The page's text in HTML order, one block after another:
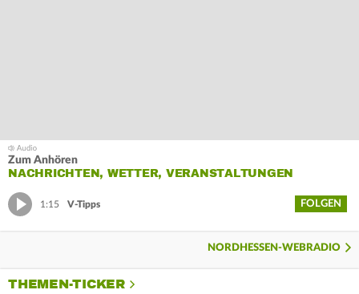
Zum Anhören
NACHRICHTEN, WETTER, VERANSTALTUNGEN
1:15 V-Tipps FOLGEN
NORDHESSEN-WEBRADIO
THEMEN-TICKER